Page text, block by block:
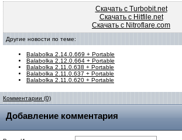
Скачать с Turbobit.net
Скачать с Hitfile.net
Скачать с Nitroflare.com
Другие новости по теме:
Balabolka 2.14.0.669 + Portable
Balabolka 2.12.0.664 + Portable
Balabolka 2.11.0.638 + Portable
Balabolka 2.11.0.637 + Portable
Balabolka 2.11.0.620 + Portable
Комментарии (0)
Добавление комментария